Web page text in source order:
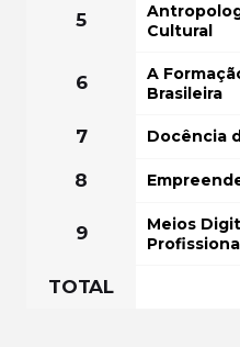
5
Cultural
6
A
Brasileira
7 Docência
8
9
Meios
TOTAL